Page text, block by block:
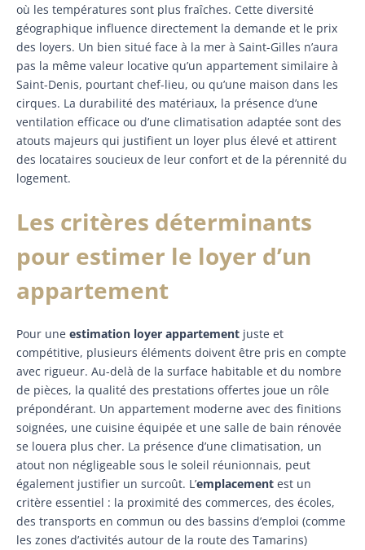
où les températures sont plus fraîches. Cette diversité
géographique influence directement la demande et le prix
des loyers. Un bien situé face à la mer à Saint-Gilles n’aura
pas la même valeur locative qu’un appartement similaire à
Saint-Denis, pourtant chef-lieu, ou qu’une maison dans les
cirques. La durabilité des matériaux, la présence d’une
ventilation efficace ou d’une climatisation adaptée sont des
atouts majeurs qui justifient un loyer plus élevé et attirent
des locataires soucieux de leur confort et de la pérennité du
logement.
Les critères déterminants
pour estimer le loyer d’un
appartement
Pour une estimation loyer appartement juste et
compétitive, plusieurs éléments doivent être pris en compte
avec rigueur. Au-delà de la surface habitable et du nombre
de pièces, la qualité des prestations offertes joue un rôle
prépondérant. Un appartement moderne avec des finitions
soignées, une cuisine équipée et une salle de bain rénovée
se louera plus cher. La présence d’une climatisation, un
atout non négligeable sous le soleil réunionnais, peut
également justifier un surcoût. L’emplacement est un
critère essentiel : la proximité des commerces, des écoles,
des transports en commun ou des bassins d’emploi (comme
les zones d’activités autour de la route des Tamarins)